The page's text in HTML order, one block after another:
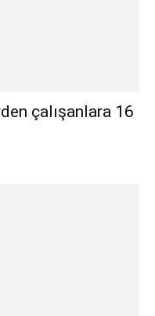
çalışanlara 16